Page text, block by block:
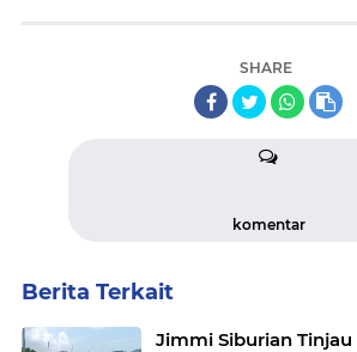
SHARE
komentar
Berita Terkait
Jimmi Siburian